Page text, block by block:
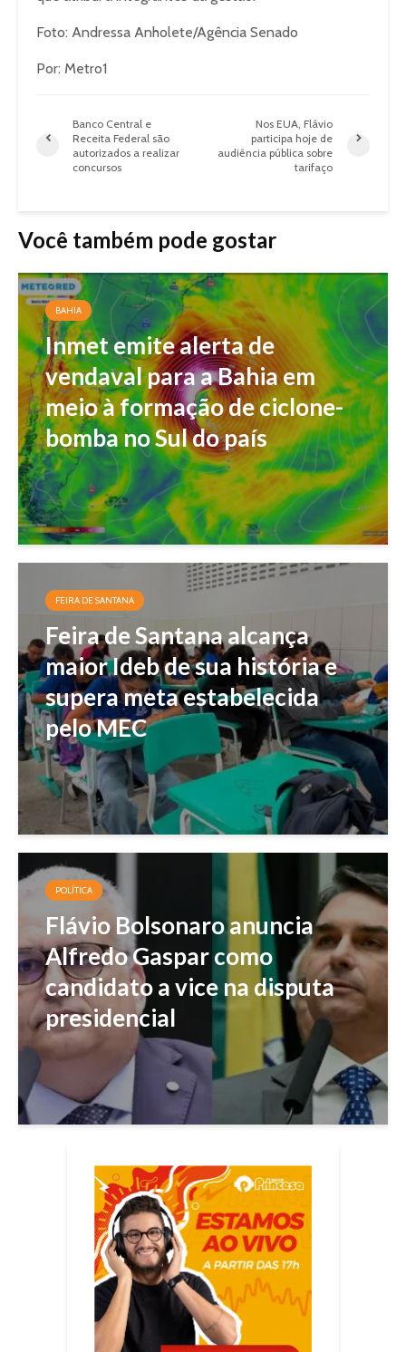
Foto: Andressa Anholete/Agência Senado
Por: Metro1
Banco Central e
Receita Federal são
autorizados a realizar
concursos
Nos EUA, Flávio
participa hoje de
audiência pública sobre
tarifaço
Você também pode gostar
BAHIA
Inmet emite alerta de
vendaval para a Bahia em
meio à formação de ciclone-
bomba no Sul do país
FEIRA DE SANTANA
Feira de Santana alcança
maior Ideb de sua história e
supera meta estabelecida
pelo MEC
POLÍTICA
Flávio Bolsonaro anuncia
Alfredo Gaspar como
candidato a vice na disputa
presidencial